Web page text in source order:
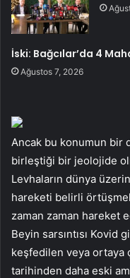
İski: Bağcılar’da 4
Ağustos 7, 2026
Ancak bu konumun bir
birleştiği bir jeolojide
Levhaların dünya
hareketi belirli
zaman zaman hareket
Beyin sarsıntısı Kovid
keşfedilen veya ortaya
tarihinden daha eski